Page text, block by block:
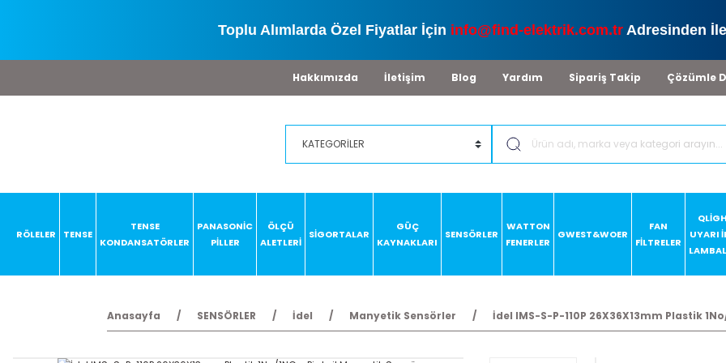
Toplu Alımlarda Özel Fiyatlar İçin info@find-elektrik.com.trAdresinden
Hakkımızda İletişim Blog Yardım Sipariş Takip Çözümle
RÖLELER TENSE
TENSE
KONDANSATÖRLER
PANASONİC
PİLLER
ÖLÇÜ
ALETLERİ
SİGORTALAR
GÜÇ
KAYNAKLARI
SENSÖRLER
WATTON
FENERLER
GWEST&WOER
FAN
FİLTRELER
UYARI
Anasayfa SENSÖRLER İdel Manyetik Sensörler İdel IMS-S-P-110P 26X36X13mm Plastik